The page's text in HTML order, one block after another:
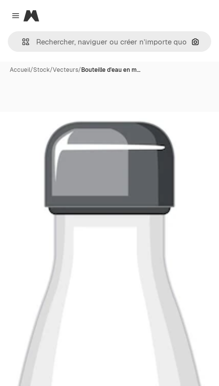
Close menu
Magnific
Accueil/Stock/Vecteurs/Bouteille d'eau en m…